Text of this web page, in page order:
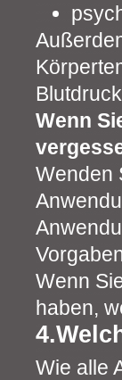
Wenn
Wenden
Wenn
haben,
Wie alle